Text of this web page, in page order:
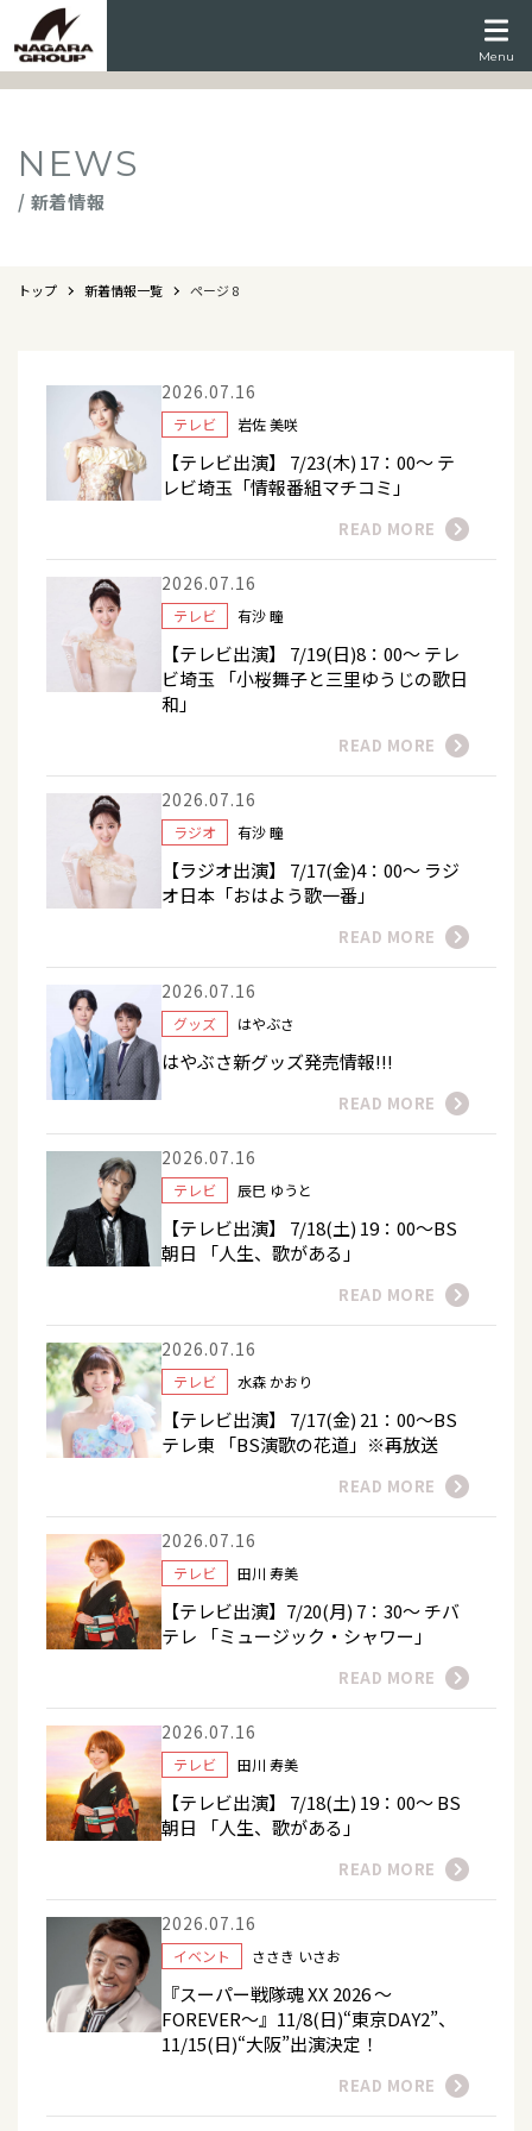
Menu
NEWS
/ 新着情報
トップ 新着情報一覧 ページ 8
2026.07.16
テレビ 岩佐 美咲
【テレビ出演】 7/23(木) 17：00～ テ
レビ埼玉「情報番組マチコミ」
READ MORE
2026.07.16
テレビ 有沙 瞳
【テレビ出演】 7/19(日)8：00～ テレ
ビ埼玉 「小桜舞子と三里ゆうじの歌日
和」
READ MORE
2026.07.16
ラジオ 有沙 瞳
【ラジオ出演】 7/17(金)4：00～ ラジ
オ日本「おはよう歌一番」
READ MORE
2026.07.16
グッズ はやぶさ
はやぶさ新グッズ発売情報!!!
READ MORE
2026.07.16
テレビ 辰巳 ゆうと
【テレビ出演】 7/18(土) 19：00～BS
朝日 「人生、歌がある」
READ MORE
2026.07.16
テレビ 水森 かおり
【テレビ出演】 7/17(金) 21：00～BS
テレ東 「BS演歌の花道」※再放送
READ MORE
2026.07.16
テレビ 田川 寿美
【テレビ出演】7/20(月) 7：30～ チバ
テレ 「ミュージック・シャワー」
READ MORE
2026.07.16
テレビ 田川 寿美
【テレビ出演】 7/18(土) 19：00～ BS
朝日 「人生、歌がある」
READ MORE
2026.07.16
イベント ささき いさお
『スーパー戦隊魂 XX 2026 ～
FOREVER～』11/8(日)“東京DAY2”、
11/15(日)“大阪”出演決定！
READ MORE